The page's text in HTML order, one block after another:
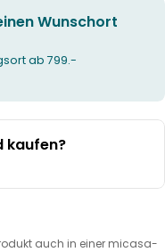
Wunschort
ab 799.-
kaufen?
auch in einer micasa-